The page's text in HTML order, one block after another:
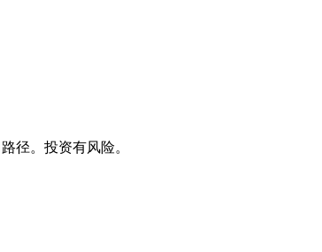
径。投资有风险。